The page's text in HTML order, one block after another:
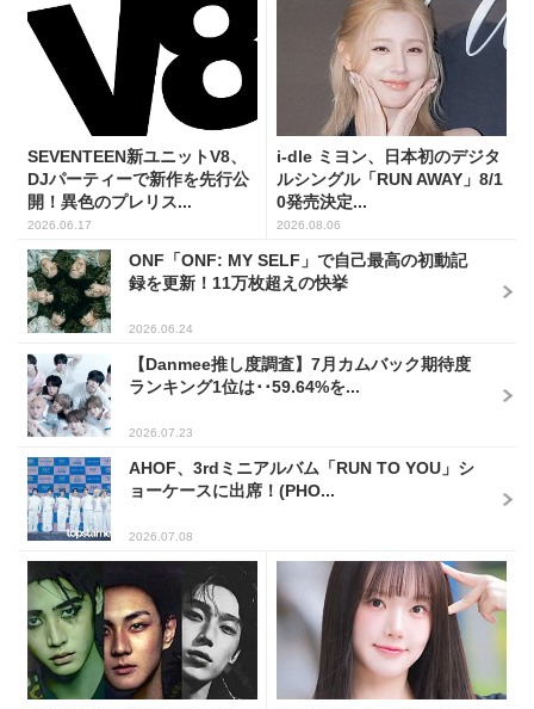
SEVENTEEN新ユニットV8、
DJパーティーで新作を先行公
開！異色のプレリス...
2026.06.17
i-dle ミヨン、日本初のデジタ
ルシングル「RUN AWAY」8/1
0発売決定...
2026.08.06
ONF「ONF: MY SELF」で自己最高の初動記
録を更新！11万枚超えの快挙
2026.06.24
【Danmee推し度調査】7月カムバック期待度
ランキング1位は･･59.64%を...
2026.07.23
AHOF、3rdミニアルバム「RUN TO YOU」シ
ョーケースに出席！(PHO...
2026.07.08